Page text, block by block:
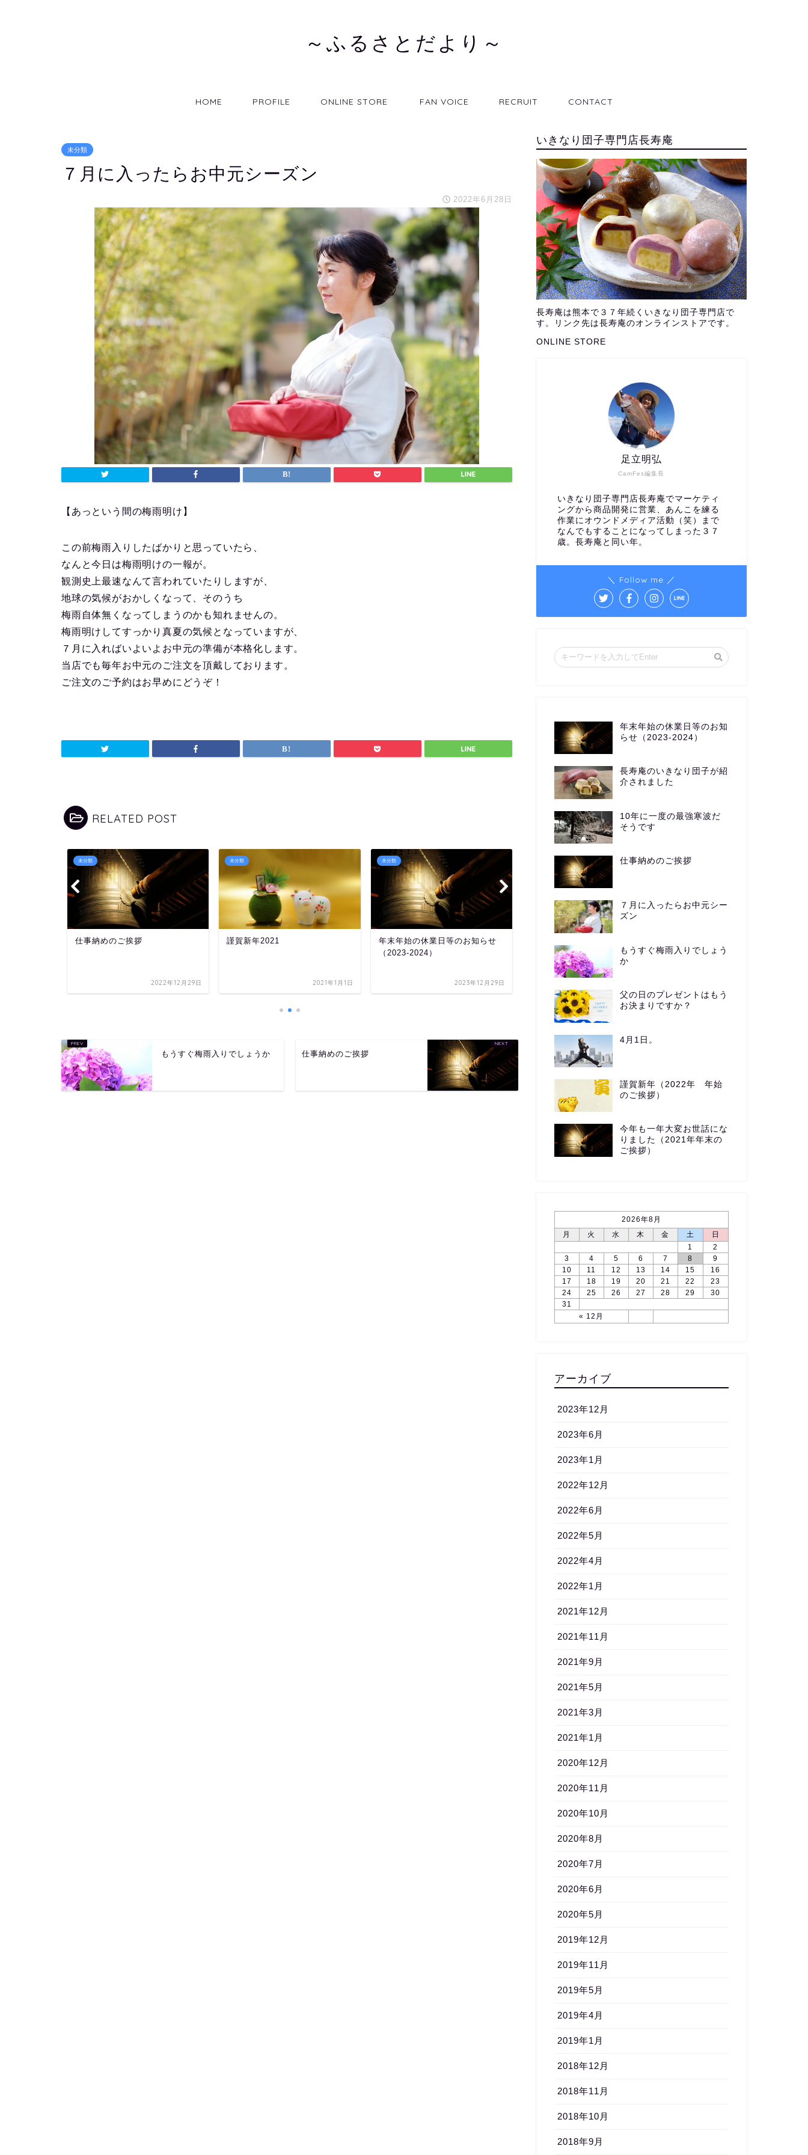
～ふるさとだより～
HOME PROFILE ONLINE STORE FAN VOICE RECRUIT CONTACT
未分類
７月に入ったらお中元シーズン
2022年6月28日
【あっという間の梅雨明け】
この前梅雨入りしたばかりと思っていたら、
なんと今日は梅雨明けの一報が。
観測史上最速なんて言われていたりしますが、
地球の気候がおかしくなって、そのうち
梅雨自体無くなってしまうのかも知れませんの。
梅雨明けしてすっかり真夏の気候となっていますが、
７月に入ればいよいよお中元の準備が本格化します。
当店でも毎年お中元のご注文を頂戴しております。
ご注文のご予約はお早めにどうぞ！
RELATED POST
未分類
仕事納めのご挨拶
2022年12月29日
未分類
謹賀新年2021
2021年1月1日
未分類
年末年始の休業日等のお知らせ
（2023-2024）
2023年12月29日
未分類
もうすぐ梅雨入りでしょうか 仕事納めのご挨拶
いきなり団子専門店長寿庵
長寿庵は熊本で３７年続くいきなり団子専門店で
す。リンク先は長寿庵のオンラインストアです。
ONLINE STORE
CamFes編集長
足立明弘
いきなり団子専門店長寿庵でマーケティ
ングから商品開発に営業、あんこを練る
作業にオウンドメディア活動（笑）まで
なんでもすることになってしまった３７
歳。長寿庵と同い年。
＼ Follow me ／
年末年始の休業日等のお知
らせ（2023-2024）
長寿庵のいきなり団子が紹
介されました
10年に一度の最強寒波だ
そうです
仕事納めのご挨拶
７月に入ったらお中元シー
ズン
もうすぐ梅雨入りでしょう
か
父の日のプレゼントはもう
お決まりですか？
4月1日。
謹賀新年（2022年 年始
のご挨拶）
今年も一年大変お世話にな
りました（2021年年末の
ご挨拶）
2026年8月
月
火 水 木 金 土 日
« 12月
1
2
3
4 5 6 7 8
9
10
11 12 13 14 15
16
17
18 19 20 21 22
23
24
25 26 27 28 29
30
31
アーカイブ
2023年12月
2023年6月
2023年1月
2022年12月
2022年6月
2022年5月
2022年4月
2022年1月
2021年12月
2021年11月
2021年9月
2021年5月
2021年3月
2021年1月
2020年12月
2020年11月
2020年10月
2020年8月
2020年7月
2020年6月
2020年5月
2019年12月
2019年11月
2019年5月
2019年4月
2019年1月
2018年12月
2018年11月
2018年10月
2018年9月